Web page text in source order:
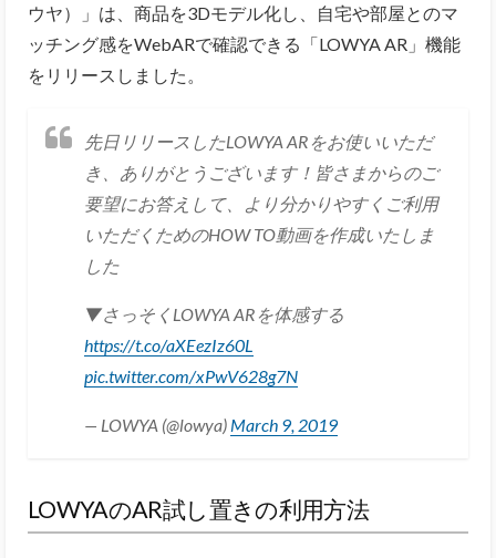
ウヤ）」は、商品を3Dモデル化し、自宅や部屋とのマ
ッチング感をWebARで確認できる「LOWYA AR」機能
をリリースしました。
先日リリースしたLOWYA ARをお使いいただ
き、ありがとうございます！皆さまからのご
要望にお答えして、より分かりやすくご利用
いただくためのHOW TO動画を作成いたしま
した
▼さっそくLOWYA ARを体感する
https://t.co/aXEezIz60L
pic.twitter.com/xPwV628g7N
— LOWYA (@lowya) March 9, 2019
LOWYAのAR試し置きの利用方法